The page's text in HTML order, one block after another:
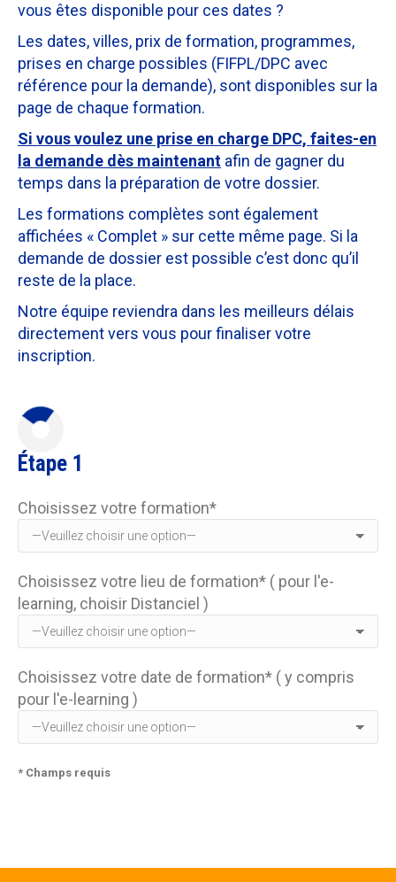
vous êtes disponible pour ces dates ?
Les dates, villes, prix de formation, programmes,
prises en charge possibles (FIFPL/DPC avec
référence pour la demande), sont disponibles sur la
page de chaque formation.
Si vous voulez une prise en charge DPC, faites-en
la demande dès maintenant afin de gagner du
temps dans la préparation de votre dossier.
Les formations complètes sont également
affichées « Complet » sur cette même page. Si la
demande de dossier est possible c’est donc qu’il
reste de la place.
Notre équipe reviendra dans les meilleurs délais
directement vers vous pour finaliser votre
inscription.
Étape 1
Choisissez votre formation*
Choisissez votre lieu de formation* ( pour l'e-
learning, choisir Distanciel )
Choisissez votre date de formation* ( y compris
pour l'e-learning )
* Champs requis